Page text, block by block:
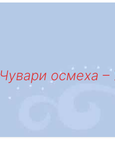
Чувари осмеха –